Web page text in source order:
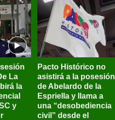
La
la
y
Pacto Histórico no
asistirá a la posesión
de Abelardo de la
Espriella y llama a
una “desobediencia
civil” desde el